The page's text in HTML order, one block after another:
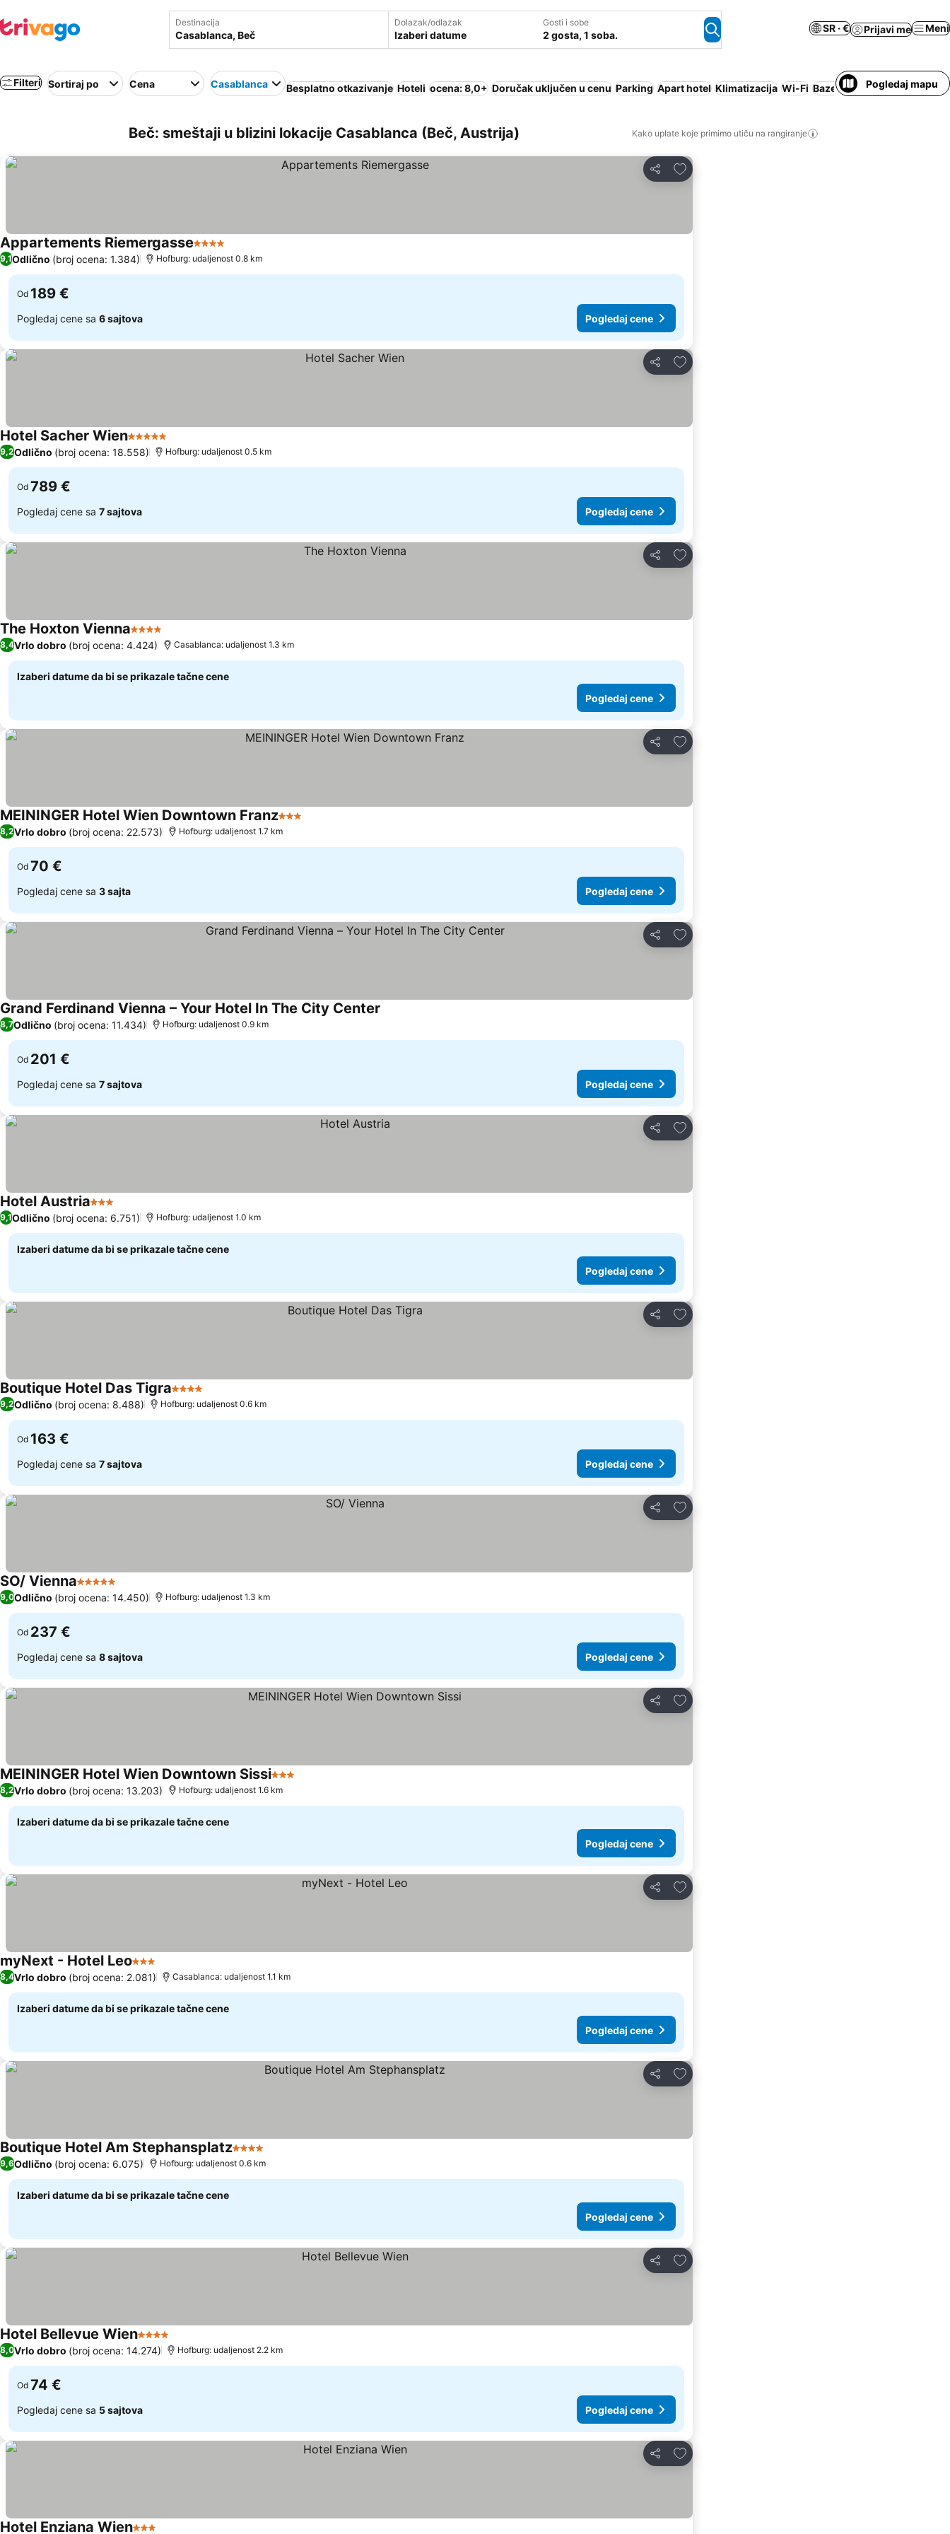
Destinacija Dolazak/odlazak
Izaberi datume
Gosti i sobe
2 gosta, 1 soba.
SR · € Prijavi me Meni
Filteri Sortiraj po Cena Casablanca Besplatno otkazivanje Hoteli ocena: 8,0+ Doručak uključen u cenu Parking Apart hotel Klimatizacija Wi-Fi Bazen Nije potrebno
Pogledaj mapu
Beč: smeštaji u blizini lokacije Casablanca (Beč, Austrija) Kako uplate koje primimo utiču na rangiranje
Deli
Dodati u favorite
Appartements Riemergasse4 Zvezdice
9,1Odlično (broj ocena: 1.384) Hofburg: udaljenost 0.8 km
Od 189 €
Pogledaj cene sa 6 sajtova Pogledaj cene
Deli
Dodati u favorite
Hotel Sacher Wien5 Zvezdice
9,2Odlično (broj ocena: 18.558) Hofburg: udaljenost 0.5 km
Od 789 €
Pogledaj cene sa 7 sajtova Pogledaj cene
Deli
Dodati u favorite
The Hoxton Vienna4 ZvezdicePogledaj cene
8,4Vrlo dobro (broj ocena: 4.424) Casablanca: udaljenost 1.3 km
Izaberi datume da bi se prikazale tačne cene
Pogledaj cene
Deli
Dodati u favorite
MEININGER Hotel Wien Downtown Franz3 Zvezdice
8,2Vrlo dobro (broj ocena: 22.573) Hofburg: udaljenost 1.7 km
Od 70 €
Pogledaj cene sa 3 sajta Pogledaj cene
Deli
Dodati u favorite
Grand Ferdinand Vienna – Your Hotel In The City Center
8,7Odlično (broj ocena: 11.434) Hofburg: udaljenost 0.9 km
Od 201 €
Pogledaj cene sa 7 sajtova Pogledaj cene
Deli
Dodati u favorite
Hotel Austria3 ZvezdicePogledaj cene
9,1Odlično (broj ocena: 6.751) Hofburg: udaljenost 1.0 km
Izaberi datume da bi se prikazale tačne cene
Pogledaj cene
Deli
Dodati u favorite
Boutique Hotel Das Tigra4 Zvezdice
9,2Odlično (broj ocena: 8.488) Hofburg: udaljenost 0.6 km
Od 163 €
Pogledaj cene sa 7 sajtova Pogledaj cene
Deli
Dodati u favorite
SO/ Vienna5 ZvezdicePogledaj cene
9,0Odlično (broj ocena: 14.450) Hofburg: udaljenost 1.3 km
Od 237 €
Pogledaj cene sa 8 sajtova Pogledaj cene
Deli
Dodati u favorite
MEININGER Hotel Wien Downtown Sissi3 Zvezdice
8,2Vrlo dobro (broj ocena: 13.203) Hofburg: udaljenost 1.6 km
Izaberi datume da bi se prikazale tačne cene
Pogledaj cene
Deli
Dodati u favorite
myNext - Hotel Leo3 ZvezdicePogledaj cene
8,4Vrlo dobro (broj ocena: 2.081) Casablanca: udaljenost 1.1 km
Izaberi datume da bi se prikazale tačne cene
Pogledaj cene
Deli
Dodati u favorite
Boutique Hotel Am Stephansplatz4 Zvezdice
9,6Odlično (broj ocena: 6.075) Hofburg: udaljenost 0.6 km
Izaberi datume da bi se prikazale tačne cene
Pogledaj cene
Deli
Dodati u favorite
Hotel Bellevue Wien4 ZvezdicePogledaj cene
8,0Vrlo dobro (broj ocena: 14.274) Hofburg: udaljenost 2.2 km
Od 74 €
Pogledaj cene sa 5 sajtova Pogledaj cene
Deli
Dodati u favorite
Hotel Enziana Wien